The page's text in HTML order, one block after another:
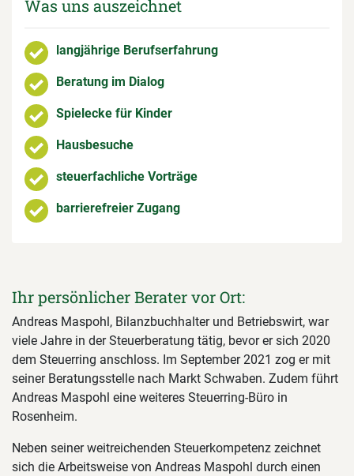
Was uns auszeichnet
langjährige Berufserfahrung
Beratung im Dialog
Spielecke für Kinder
Hausbesuche
steuerfachliche Vorträge
barrierefreier Zugang
Ihr persönlicher Berater vor Ort:
Andreas Maspohl, Bilanzbuchhalter und Betriebswirt, war
viele Jahre in der Steuerberatung tätig, bevor er sich 2020
dem Steuerring anschloss. Im September 2021 zog er mit
seiner Beratungsstelle nach Markt Schwaben. Zudem führt
Andreas Maspohl eine weiteres Steuerring-Büro in
Rosenheim.
Neben seiner weitreichenden Steuerkompetenz zeichnet
sich die Arbeitsweise von Andreas Maspohl durch einen